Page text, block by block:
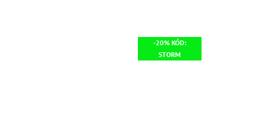
-20% KÓD:
STORM